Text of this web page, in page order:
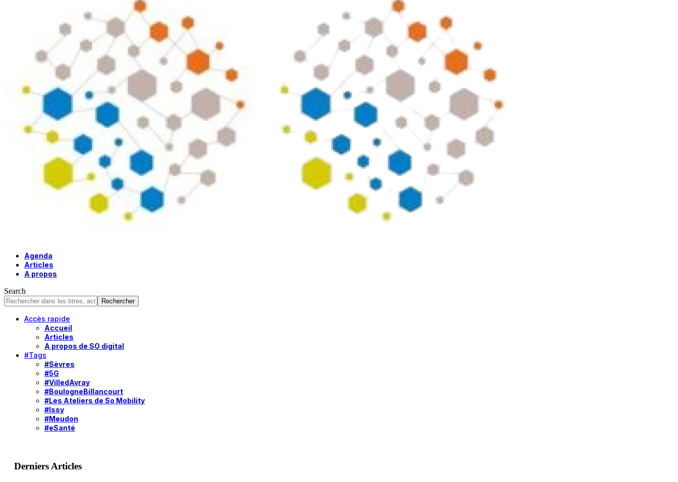
Agenda
Articles
A propos
Search
Accès rapide
Accueil
Articles
A propos de SO digital
#Tags
#Sèvres
#5G
#VilledAvray
#BoulogneBillancourt
#Les Ateliers de So Mobility
#Issy
#Meudon
#eSanté
Derniers Articles